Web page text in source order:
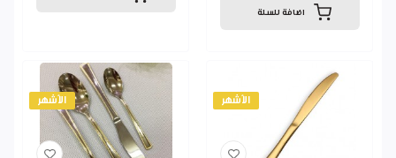
اضافة للسلة
الأشهر الأشهر